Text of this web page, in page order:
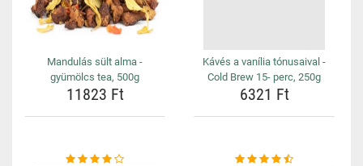
Mandulás sült alma -
gyümölcs tea, 500g
11823 Ft
Kávés a vanília tónusaival -
Cold Brew 15- perc, 250g
6321 Ft